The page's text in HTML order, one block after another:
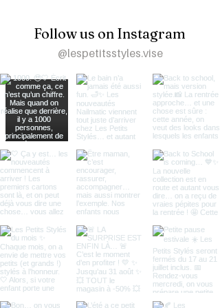
Follow us on Instagram
@lespetitsstyles.vise